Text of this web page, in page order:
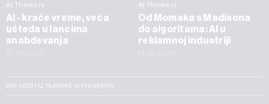
AI Thinkers
AI - kraće vreme, veća
ušteda u lancima
snabdevanja
AI Thinkers
Od Momaka s Madisona
do algoritama: AI u
reklamnoj industriji
SVE VESTI IZ RUBRIKE AI THINKERS